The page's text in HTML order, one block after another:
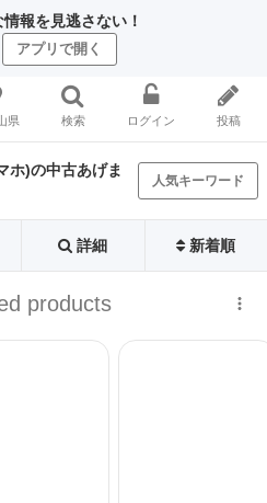
報を見逃さない！
アプリで開く
県 検索 ログイン 投稿
ホ)の中古あげま
人気キーワード
詳細 新着順